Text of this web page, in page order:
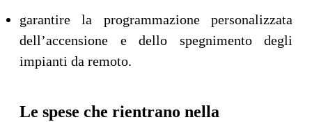
garantire la programmazione personalizzata
dell’accensione e dello spegnimento degli
impianti da remoto.
Le spese che rientrano nella